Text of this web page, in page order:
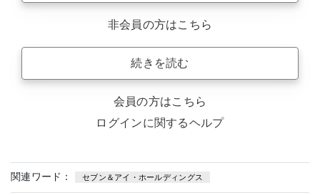
非会員の方はこちら
続きを読む
会員の方はこちら
ログインに関するヘルプ
関連ワード： セブン＆アイ・ホールディングス